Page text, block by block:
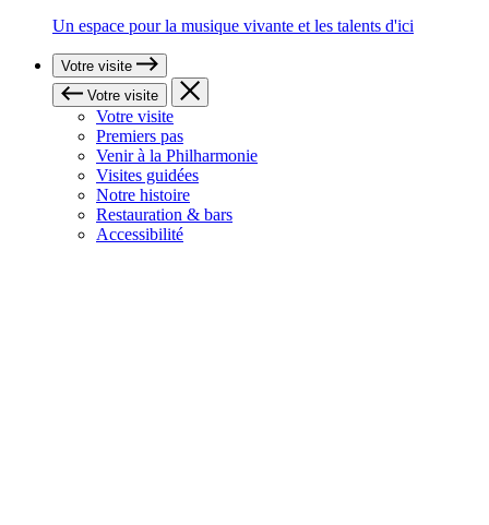
Un espace pour la musique vivante et les talents d'ici
Votre visite
Votre visite
Votre visite
Premiers pas
Venir à la Philharmonie
Visites guidées
Notre histoire
Restauration & bars
Accessibilité